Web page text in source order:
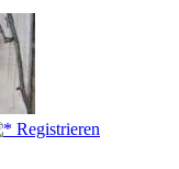
Registrieren